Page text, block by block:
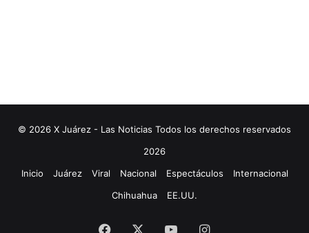
© 2026 X Juárez - Las Noticias Todos los derechos reservados
2026
Inicio
Juárez Viral Nacional Espectáculos
Internacional
Chihuahua
EE.UU.
Facebook YouTubeInstagram